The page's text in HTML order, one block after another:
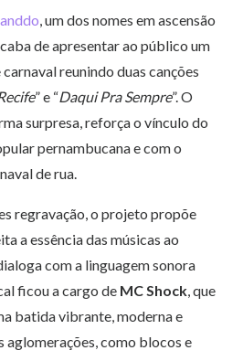
, um dos nomes em ascensão
de apresentar ao público um
reunindo duas canções
” e “Daqui Pra Sempre”. O
surpresa, reforça o vínculo do
pernambucana e com o
de rua.
regravação, o projeto propõe
a essência das músicas ao
com a linguagem sonora
ficou a cargo de MC Shock , que
batida vibrante, moderna e
aglomerações, como blocos e